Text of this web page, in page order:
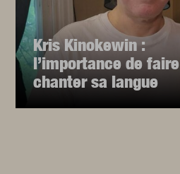
Kris Kinokewin :
l’importance de faire
chanter sa langue